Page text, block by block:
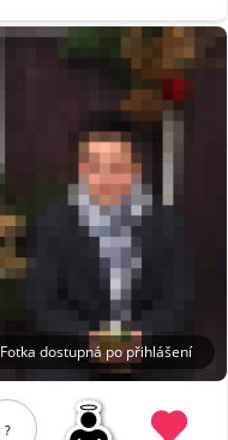
Fotka dostupná po přihlášení
?